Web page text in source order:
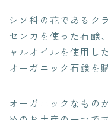
シソ科の花であるク
センカを使った石鹸
ャルオイルを使用し
オーガニック石鹸を
オーガニックなもの